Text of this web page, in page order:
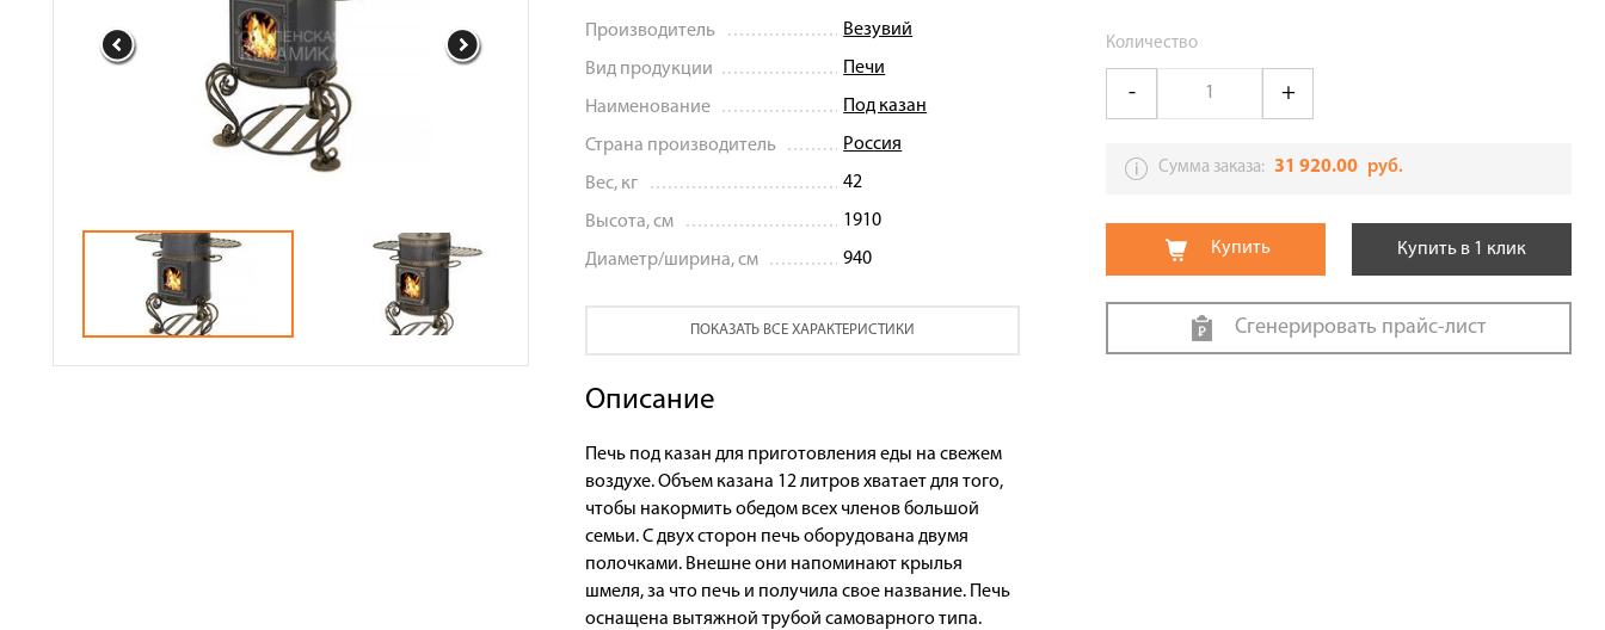
Сотрудничество Производитель Везувий
Вид продукции Печи
Наименование Под казан
Страна производитель Россия
Вес, кг 42
Высота, см 1910
Диаметр/ширина, см 940
ПОКАЗАТЬ ВСЕ ХАРАКТЕРИСТИКИ
Описание
Печь под казан для приготовления еды на свежем
воздухе. Объем казана 12 литров хватает для того,
чтобы накормить обедом всех членов большой
семьи. С двух сторон печь оборудована двумя
полочками. Внешне они напоминают крылья
шмеля, за что печь и получила свое название. Печь
оснащена вытяжной трубой самоварного типа.
Количество
Сумма заказа: 31 920.00руб.
Купить Купить в 1 клик
Сгенерировать прайс-лист